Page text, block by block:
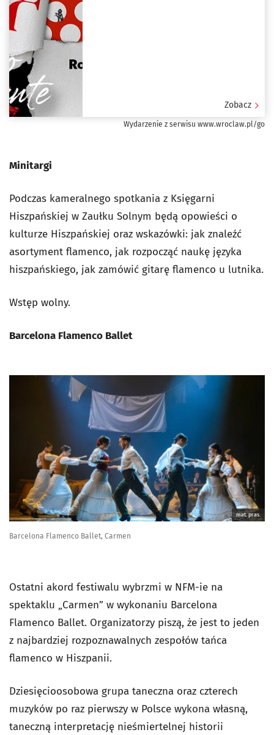
Zobacz
Wydarzenie z serwisu www.wroclaw.pl/go
Minitargi
Podczas kameralnego spotkania z Księgarni
Hiszpańskiej w Zaułku Solnym będą opowieści o
kulturze Hiszpańskiej oraz wskazówki: jak znaleźć
asortyment flamenco, jak rozpocząć naukę języka
hiszpańskiego, jak zamówić gitarę flamenco u lutnika.
Wstęp wolny.
Barcelona Flamenco Ballet
mat. pras.
Barcelona Flamenco Ballet, Carmen
Ostatni akord festiwalu wybrzmi w NFM-ie na
spektaklu „Carmen” w wykonaniu Barcelona
Flamenco Ballet. Organizatorzy piszą, że jest to jeden
z najbardziej rozpoznawalnych zespołów tańca
flamenco w Hiszpanii.
Dziesięcioosobowa grupa taneczna oraz czterech
muzyków po raz pierwszy w Polsce wykona własną,
taneczną interpretację nieśmiertelnej historii